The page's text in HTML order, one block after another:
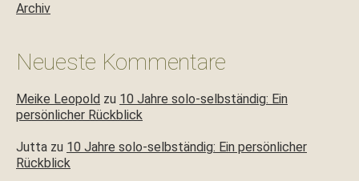
Archiv
Neueste Kommentare
Meike Leopold zu 10 Jahre solo-selbständig: Ein
persönlicher Rückblick
Jutta zu 10 Jahre solo-selbständig: Ein persönlicher
Rückblick